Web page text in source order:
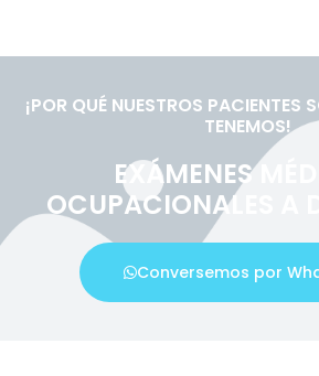
¡POR QUÉ NUESTROS PACIENTES
TENEMOS!
EXÁMENES
OCUPACIONALES A
Conversemos por